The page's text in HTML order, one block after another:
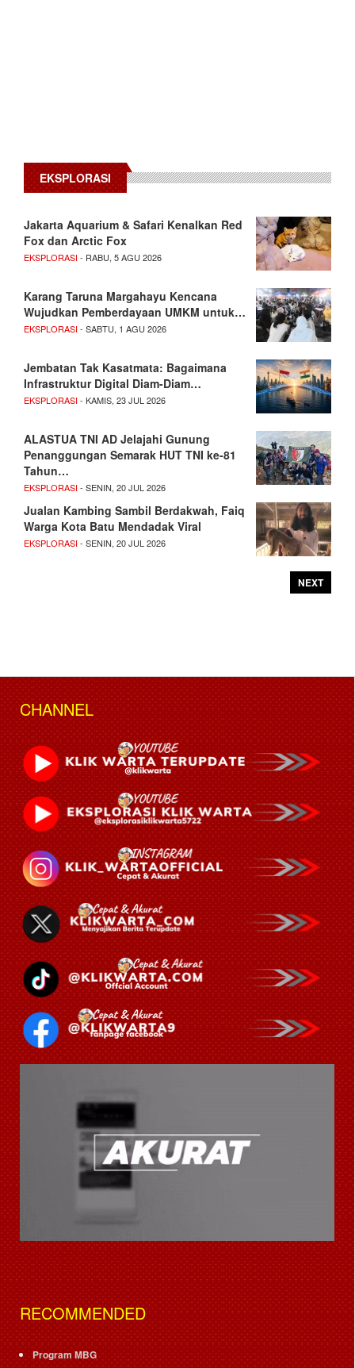
EKSPLORASI
Jakarta Aquarium & Safari Kenalkan Red
Fox dan Arctic Fox
EKSPLORASI- RABU, 5 AGU 2026
Karang Taruna Margahayu Kencana
Wujudkan Pemberdayaan UMKM untuk…
EKSPLORASI- SABTU, 1 AGU 2026
Jembatan Tak Kasatmata: Bagaimana
Infrastruktur Digital Diam-Diam…
EKSPLORASI- KAMIS, 23 JUL 2026
ALASTUA TNI AD Jelajahi Gunung
Penanggungan Semarak HUT TNI ke-81
Tahun…
EKSPLORASI- SENIN, 20 JUL 2026
Jualan Kambing Sambil Berdakwah, Faiq
Warga Kota Batu Mendadak Viral
EKSPLORASI- SENIN, 20 JUL 2026
NEXT
CHANNEL
RECOMMENDED
Program MBG